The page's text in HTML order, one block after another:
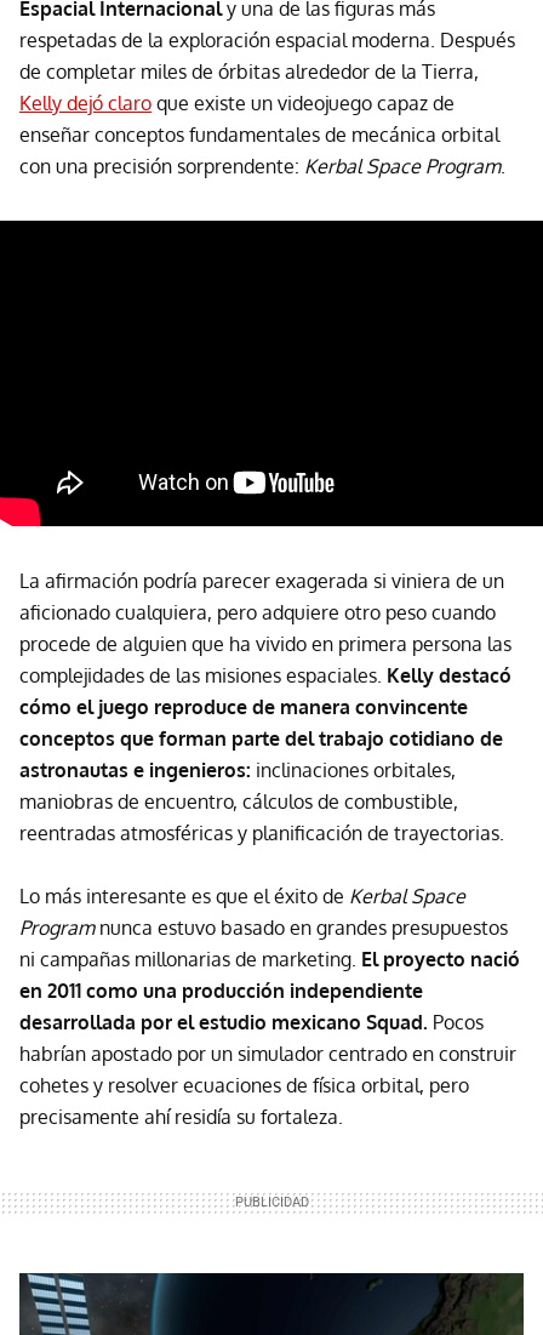
Espacial Internacionaly una de las figuras más
respetadas de la exploración espacial moderna. Después
de completar miles de órbitas alrededor de la Tierra,
Kelly dejó claro que existe un videojuego capaz de
enseñar conceptos fundamentales de mecánica orbital
con una precisión sorprendente: Kerbal Space Program.
La afirmación podría parecer exagerada si viniera de un
aficionado cualquiera, pero adquiere otro peso cuando
procede de alguien que ha vivido en primera persona las
complejidades de las misiones espaciales. Kelly destacó
cómo el juego reproduce de manera convincente
conceptos que forman parte del trabajo cotidiano de
astronautas e ingenieros: inclinaciones orbitales,
maniobras de encuentro, cálculos de combustible,
reentradas atmosféricas y planificación de trayectorias.
Lo más interesante es que el éxito de Kerbal Space
Programnunca estuvo basado en grandes presupuestos
ni campañas millonarias de marketing. El proyecto nació
en 2011 como una producción independiente
desarrollada por el estudio mexicano Squad. Pocos
habrían apostado por un simulador centrado en construir
cohetes y resolver ecuaciones de física orbital, pero
precisamente ahí residía su fortaleza.